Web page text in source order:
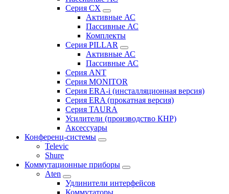
Серия CX
Активные АС
Пассивные АС
Комплекты
Серия PILLAR
Активные АС
Пассивные АС
Серия ANT
Серия MONITOR
Серия ERA-i (инсталляционная версия)
Серия ERA (прокатная версия)
Серия TAURA
Усилители (производство КНР)
Аксессуары
Конференц-системы
Televic
Shure
Коммутационные приборы
Aten
Удлинители интерфейсов